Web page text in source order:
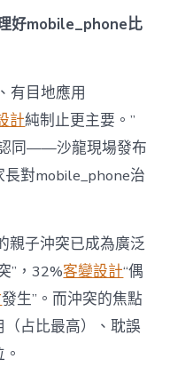
成
為
東
西”，
而
非
“家
庭
中
好mobile_phone比
有目地應用
計純制止更主要。”
同——沙龍現場發布
對mobile_phone治
親子沖突已成為廣泛
”，32%客變設計“偶
發生”。而沖突的焦點
占比最高）、耽誤